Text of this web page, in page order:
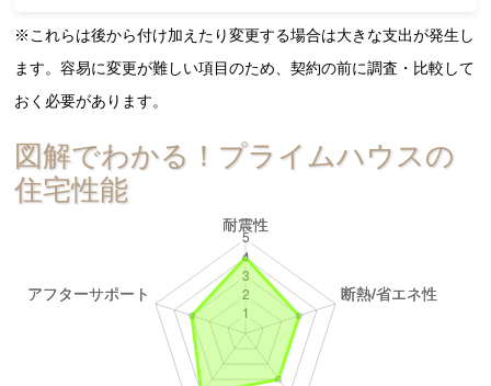
※これらは後から付け加えたり変更する場合は大きな支出が発生し
ます。容易に変更が難しい項目のため、契約の前に調査・比較して
おく必要があります。
図解でわかる！プライムハウスの
住宅性能